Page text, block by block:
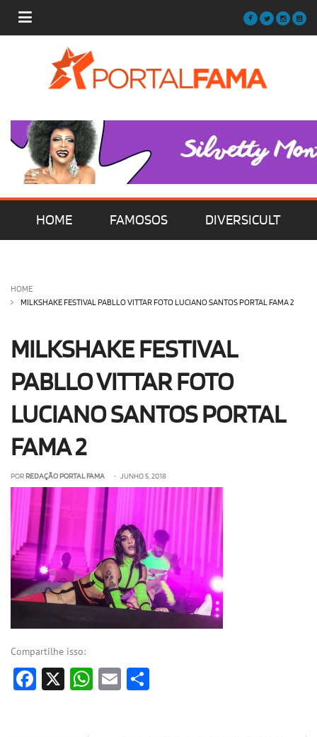
HOME FAMOSOS DIVERSICULT
OLHA ISSO! EU QUERO!
HOME
MILKSHAKE FESTIVAL PABLLO VITTAR FOTO LUCIANO SANTOS PORTAL FAMA 2
MILKSHAKE FESTIVAL
PABLLO VITTAR FOTO
LUCIANO SANTOS PORTAL
FAMA 2
POR REDAÇÃO PORTAL FAMA • JUNHO 5, 2018
Compartilhe isso:
Facebook
X WhatsApp
Email